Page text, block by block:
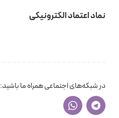
نماد اعتماد الکترونیکی
در شبکه‌های اجتماعی همراه ما باشید: